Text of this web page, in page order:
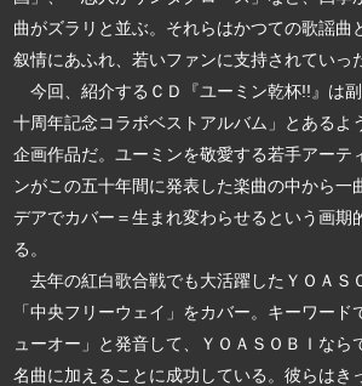
曲がズラリと並ぶ。それらはかつての歌謡曲
叙情にあふれ、若いファンに支持されていっ
今回、紹介するＣＤ『ユーミン乾杯!!』は
十周年記念コラボベストアルバム」とあるよ
企画作品だ。ユーミンを敬愛する若手アーテ
ンがこの五十年間に発表した楽曲の中から一
デアでカバー＝生まれ変わらせるという画期
る。
去年の紅白歌合戦でも大活躍したＹＯＡＳ
「中央フリーウェイ」をカバー。キーワード
ューオー」と発音して、ＹＯＡＳＯＢＩなら
名曲に加えることに成功している。彼らはき